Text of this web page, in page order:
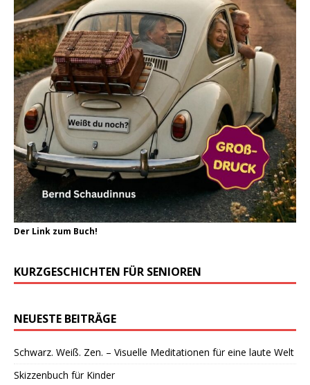
Der Link zum Buch!
KURZGESCHICHTEN FÜR SENIOREN
NEUESTE BEITRÄGE
Schwarz. Weiß. Zen. – Visuelle Meditationen für eine laute Welt
Skizzenbuch für Kinder